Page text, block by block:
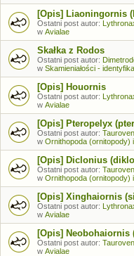
[Opis] Liaoningornis
Ostatni post autor:
w Avialae
Skałka z Rodos
Ostatni post autor:
w Skamieniałości -
[Opis] Houornis
Ostatni post autor:
w Avialae
[Opis] Pteropelyx
Ostatni post autor:
w Ornithopoda (ornitopody)
[Opis] Diclonius
Ostatni post autor:
w Ornithopoda (ornitopody)
[Opis] Xinghaiornis
Ostatni post autor:
w Avialae
[Opis] Neobohaiornis
Ostatni post autor:
w Avialae